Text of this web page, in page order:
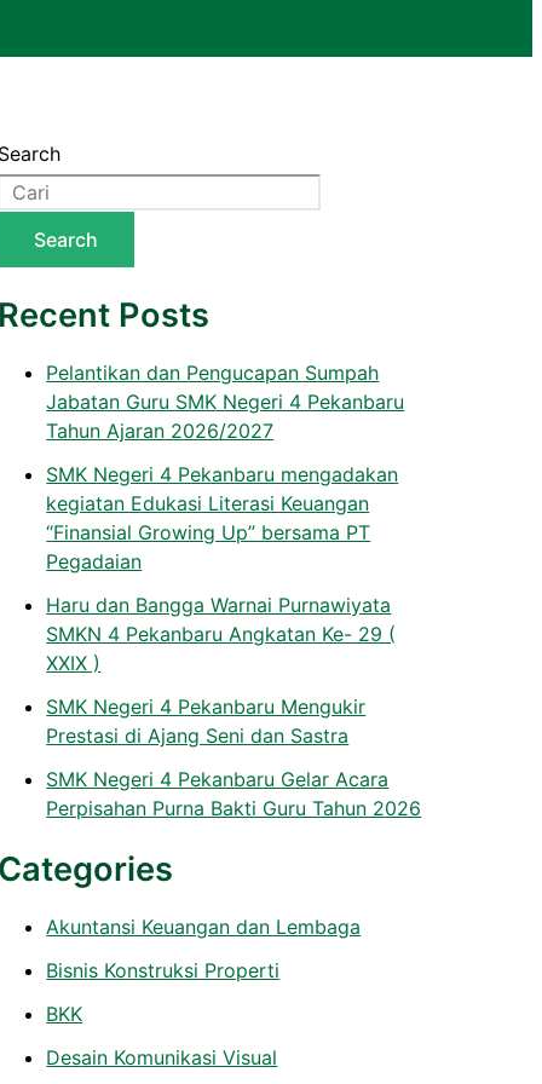
Search
Search
Recent Posts
Pelantikan dan Pengucapan Sumpah
Jabatan Guru SMK Negeri 4 Pekanbaru
Tahun Ajaran 2026/2027
SMK Negeri 4 Pekanbaru mengadakan
kegiatan Edukasi Literasi Keuangan
“Finansial Growing Up” bersama PT
Pegadaian
Haru dan Bangga Warnai Purnawiyata
SMKN 4 Pekanbaru Angkatan Ke- 29 (
XXIX )
SMK Negeri 4 Pekanbaru Mengukir
Prestasi di Ajang Seni dan Sastra
SMK Negeri 4 Pekanbaru Gelar Acara
Perpisahan Purna Bakti Guru Tahun 2026
Categories
Akuntansi Keuangan dan Lembaga
Bisnis Konstruksi Properti
BKK
Desain Komunikasi Visual